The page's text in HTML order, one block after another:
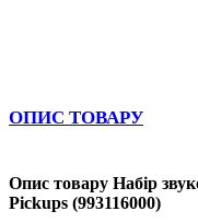
ОПИС ТОВАРУ
Опис товару Набір
Pickups (993116000)